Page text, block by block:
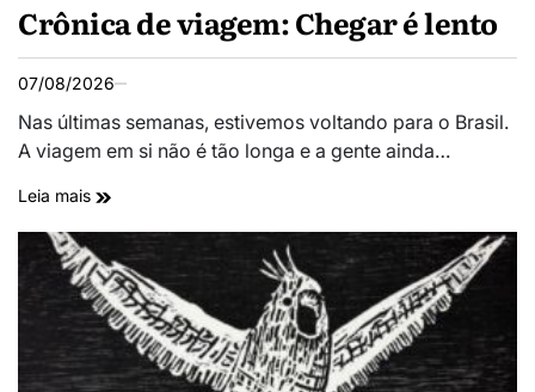
Crônica de viagem: Chegar é lento
07/08/2026
Nas últimas semanas, estivemos voltando para o Brasil.
A viagem em si não é tão longa e a gente ainda…
Leia mais